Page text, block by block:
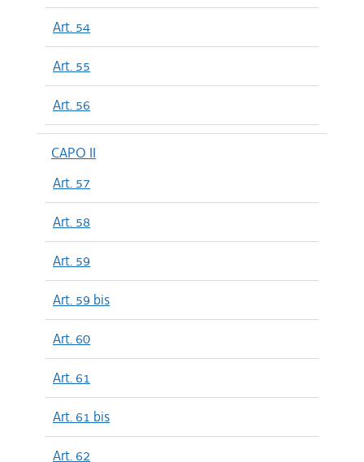
Art. 54
Art. 55
Art. 56
CAPO II
Art. 57
Art. 58
Art. 59
Art. 59 bis
Art. 60
Art. 61
Art. 61 bis
Art. 62